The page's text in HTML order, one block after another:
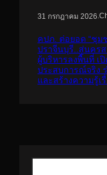
31 กรกฎาคม 2026.
คปภ. ต่อยอด “ชุ
ปราจีนบุรี..สู่นคร
ผู้บริหารลงพื้นที่ เ
ประสบการณ์จริง
และสร้างความรู้เ
S